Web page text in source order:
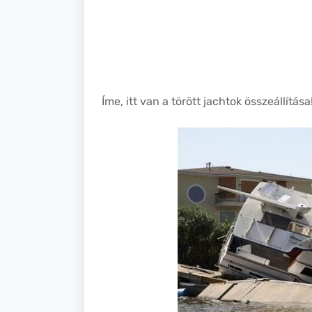
Íme, itt van a törött jachtok